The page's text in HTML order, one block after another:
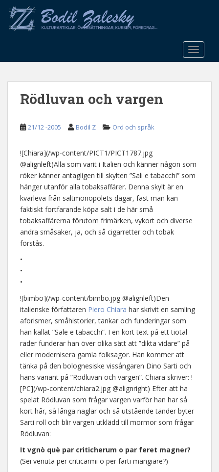
o
Rödluvan och vargen
21/12 -2005 Bodil Z Ord och språk
![Chiara](/wp-content/PICT1/PICT1787.jpg
@alignleft)Alla som varit i Italien och känner någon som
röker känner antagligen till skylten ”Sali e tabacchi” som
hänger utanför alla tobaksaffärer. Denna skylt är en
kvarleva från saltmonopolets dagar, fast man kan
faktiskt fortfarande köpa salt i de här små
tobaksaffärerna förutom frimärken, vykort och diverse
andra småsaker, ja, och så cigarretter och tobak
förstås.
•
•
•
![bimbo](/wp-content/bimbo.jpg @alignleft)Den
italienske författaren Piero Chiara har skrivit en samling
aforismer, småhistorier, tankar och funderingar som
han kallat ”Sale e tabacchi”. I en kort text på ett tiotal
rader funderar han över olika sätt att ”dikta vidare” på
eller modernisera gamla folksagor. Han kommer att
tänka på den bolognesiske vissångaren Dino Sarti och
hans variant på ”Rödluvan och vargen”. Chiara skriver: !
[PC](/wp-content/chiara2.jpg @alignright) Efter att ha
spelat Rödluvan som frågar vargen varför han har så
kort hår, så långa naglar och så utstående tänder byter
Sarti roll och blir vargen utklädd till mormor som frågar
Rödluvan:
It vgnò què par criticherum o par feret magner?
(Sei venuta per criticarmi o per farti mangiare?)